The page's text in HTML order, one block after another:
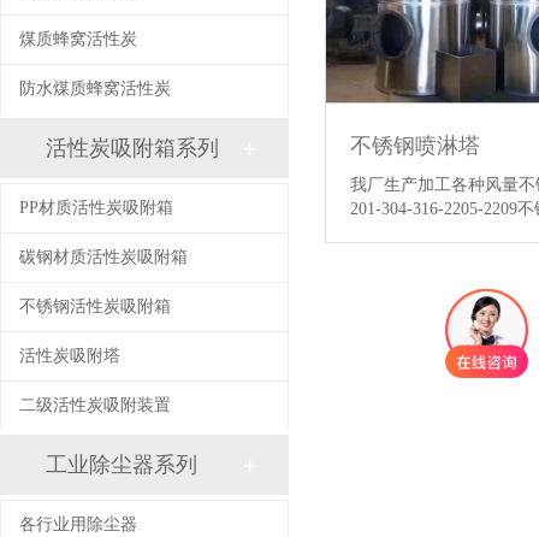
煤质蜂窝活性炭
防水煤质蜂窝活性炭
活性炭吸附箱系列
PP材质活性炭吸附箱
碳钢材质活性炭吸附箱
不锈钢活性炭吸附箱
活性炭吸附塔
二级活性炭吸附装置
工业除尘器系列
各行业用除尘器
不锈钢喷淋塔
我厂生产加工各种风量
201-304-316-2205-2209